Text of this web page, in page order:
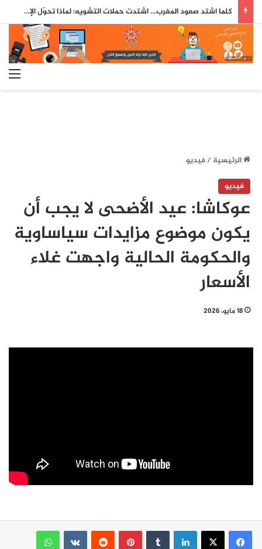
كلما اشتد صعود المغرب… اشتدت حملات التشويه: لماذا تحوّل الإعلام الإسباني إلى ساحة مواجهة مع المملكة؟
الرئيسية/فيديو
فيديو
عوكاشا: عيد الأضحى لا يجب أن
يكون موضوع مزايدات سياساوية
والحكومة الحالية واجهت غلاء
الأسعار
18 مايو، 2026
لينكدإن بينتيريست
واتساب